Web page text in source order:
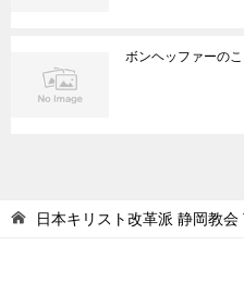
ボンヘッファーの
日本キリスト改革派 静岡教会